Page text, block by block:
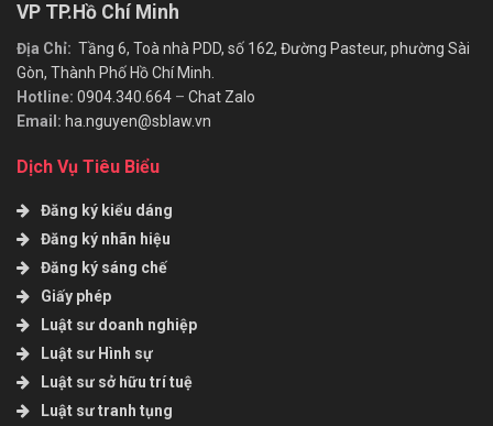
VP TP.Hồ Chí Minh
Địa Chỉ: Tầng 6, Toà nhà PDD, số 162, Đường Pasteur, phường Sài
Gòn, Thành Phố Hồ Chí Minh.
Hotline: 0904.340.664 – Chat Zalo
Email: ha.nguyen@sblaw.vn
Dịch Vụ Tiêu Biểu
Đăng ký kiểu dáng
Đăng ký nhãn hiệu
Đăng ký sáng chế
Giấy phép
Luật sư doanh nghiệp
Luật sư Hình sự
Luật sư sở hữu trí tuệ
Luật sư tranh tụng